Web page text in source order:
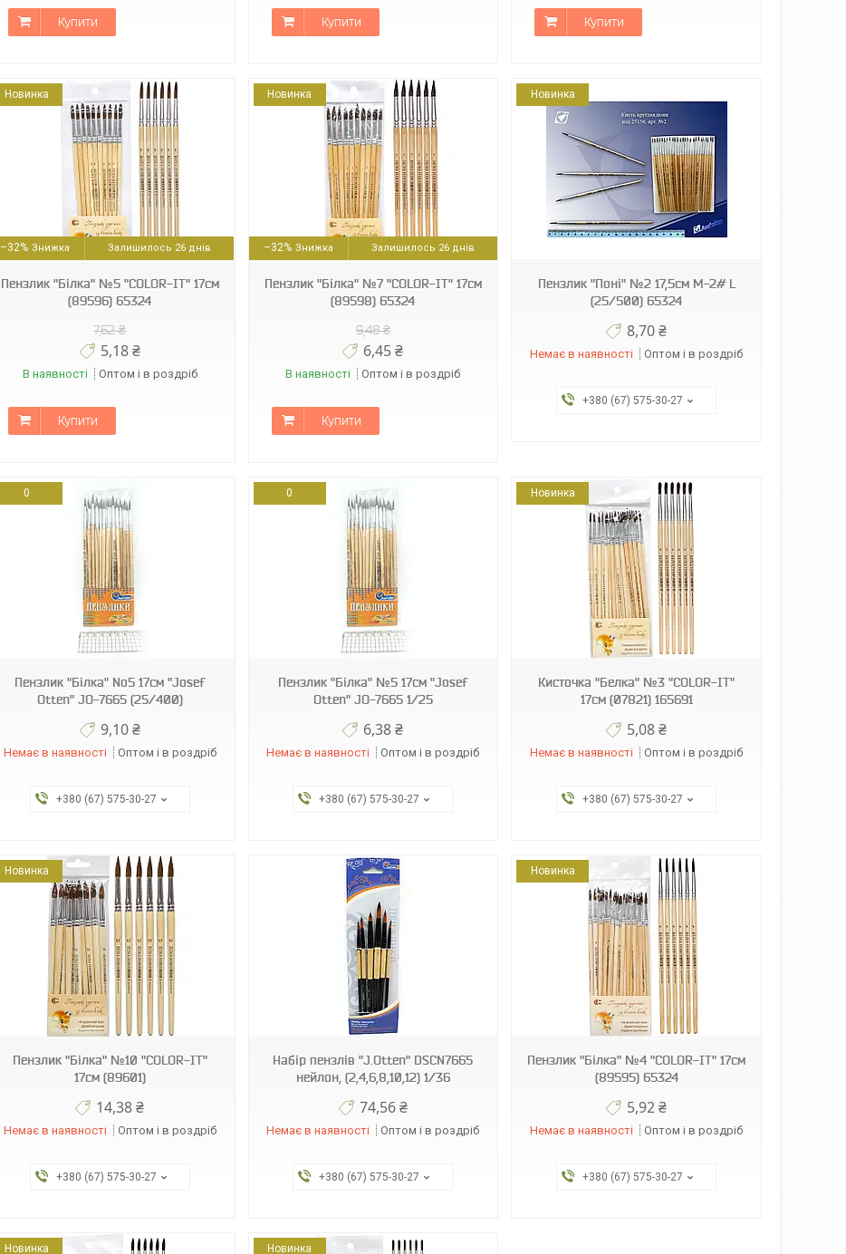
Купити Купити Купити
Новинка
–32% Залишилось 26 днів
Пензлик "Білка" №5 "COLOR-IT" 17см
(89596) 65324
7,62 ₴
5,18 ₴
В наявності Оптом і в роздріб
Купити
Новинка
–32% Залишилось 26 днів
Пензлик "Білка" №7 "COLOR-IT" 17см
(89598) 65324
9,48 ₴
6,45 ₴
В наявності Оптом і в роздріб
Купити
4823322123126
Новинка
Пензлик "Поні" №2 17,5см M-2# L
(25/500) 65324
8,70 ₴
Немає в наявності Оптом і в роздріб
+380 (67) 575-30-27
0
Пензлик "Білка" No5 17см "Josef
Otten" JO-7665 (25/400)
9,10 ₴
Немає в наявності Оптом і в роздріб
+380 (67) 575-30-27
6932918903149
0
Пензлик "Білка" №5 17см "Josef
Otten" JO-7665 1/25
6,38 ₴
Немає в наявності Оптом і в роздріб
+380 (67) 575-30-27
07821/89594
Новинка
Кисточка "Белка" №3 "COLOR-IT"
17см (07821) 165691
5,08 ₴
Немає в наявності Оптом і в роздріб
+380 (67) 575-30-27
Новинка
Пензлик "Білка" №10 "COLOR-IT"
17см (89601)
14,38 ₴
Немає в наявності Оптом і в роздріб
+380 (67) 575-30-27
9555079043713
Набір пензлів "J.Otten" DSCN7665
нейлон, (2,4,6,8,10,12) 1/36
74,56 ₴
Немає в наявності Оптом і в роздріб
+380 (67) 575-30-27
Новинка
Пензлик "Білка" №4 "COLOR-IT" 17см
(89595) 65324
5,92 ₴
Немає в наявності Оптом і в роздріб
+380 (67) 575-30-27
Новинка Новинка